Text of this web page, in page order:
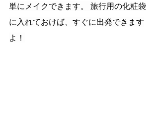
単にメイクできます。 旅行用の化粧袋
に入れておけば、すぐに出発できます
よ！